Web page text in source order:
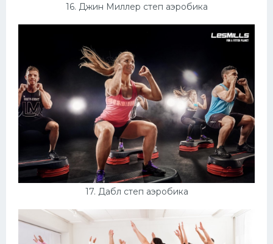
16. Джин Миллер степ аэробика
17. Дабл степ аэробика